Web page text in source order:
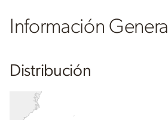
Información General
Distribución